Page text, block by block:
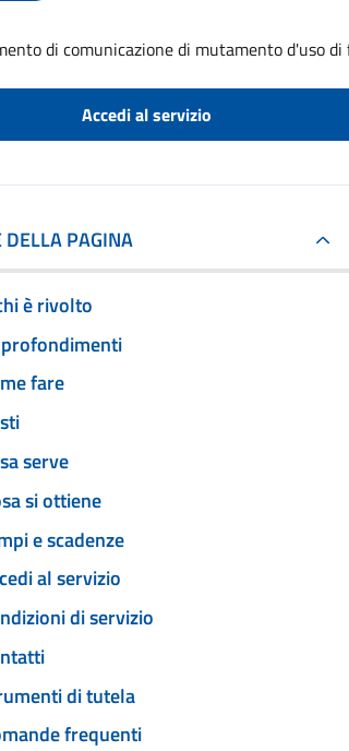
di comunicazione di mutamento d'uso
Accedi al servizio
DELLA PAGINA
è rivolto
fare
serve
si ottiene
e scadenze
al servizio
di servizio
di tutela
frequenti